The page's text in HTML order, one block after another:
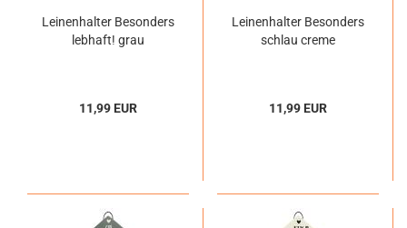
Leinenhalter Besonders
lebhaft! grau
11,99 EUR
Leinenhalter Besonders
schlau creme
11,99 EUR